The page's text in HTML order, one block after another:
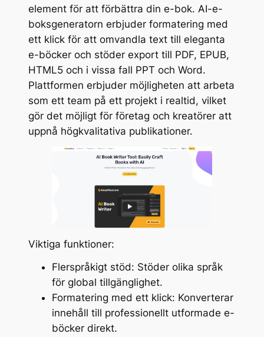
element för att förbättra din e-bok. AI-e-
boksgeneratorn erbjuder formatering med
ett klick för att omvandla text till eleganta
e-böcker och stöder export till PDF, EPUB,
HTML5 och i vissa fall PPT och Word.
Plattformen erbjuder möjligheten att arbeta
som ett team på ett projekt i realtid, vilket
gör det möjligt för företag och kreatörer att
uppnå högkvalitativa publikationer.
Viktiga funktioner:
Flerspråkigt stöd: Stöder olika språk
för global tillgänglighet.
Formatering med ett klick: Konverterar
innehåll till professionellt utformade e-
böcker direkt.